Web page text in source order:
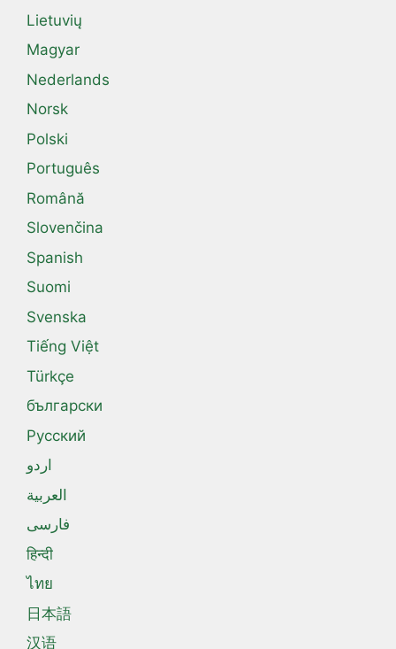
Lietuvių
Magyar
Nederlands
Norsk
Polski
Português
Română
Slovenčina
Spanish
Suomi
Svenska
Tiếng Việt
Türkçe
български
Русский
اردو
العربية
فارسی
हिन्दी
ไทย
日本語
汉语